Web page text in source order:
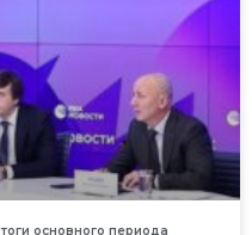
основного периода